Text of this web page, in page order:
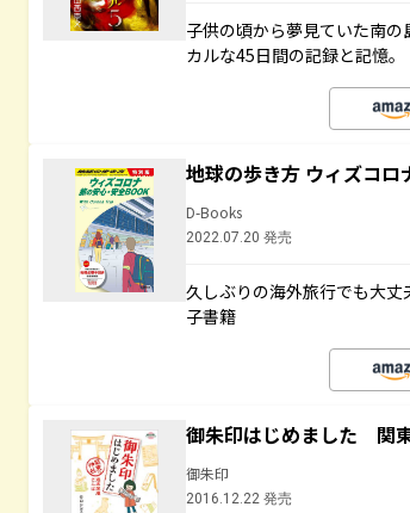
子供の頃から夢見ていた南
カルな45日間の記録と記憶。
地球の歩き方 ウィズコ
D-Books
2022.07.20 発売
久しぶりの海外旅行でも大
子書籍
御朱印はじめました 関
御朱印
2016.12.22 発売